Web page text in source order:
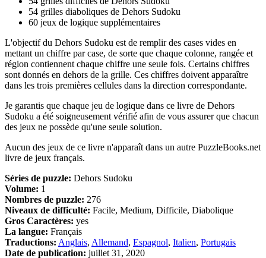
54 grilles diaboliques de Dehors Sudoku
60 jeux de logique supplémentaires
L'objectif du Dehors Sudoku est de remplir des cases vides en
mettant un chiffre par case, de sorte que chaque colonne, rangée et
région contiennent chaque chiffre une seule fois. Certains chiffres
sont donnés en dehors de la grille. Ces chiffres doivent apparaître
dans les trois premières cellules dans la direction correspondante.
Je garantis que chaque jeu de logique dans ce livre de Dehors
Sudoku a été soigneusement vérifié afin de vous assurer que chacun
des jeux ne possède qu'une seule solution.
Aucun des jeux de ce livre n'apparaît dans un autre PuzzleBooks.net
livre de jeux français.
Séries de puzzle: Dehors Sudoku
Volume: 1
Nombres de puzzle: 276
Niveaux de difficulté: Facile, Medium, Difficile, Diabolique
Gros Caractères: yes
La langue: Français
Traductions: Anglais, Allemand, Espagnol, Italien, Portugais
Date de publication: juillet 31, 2020